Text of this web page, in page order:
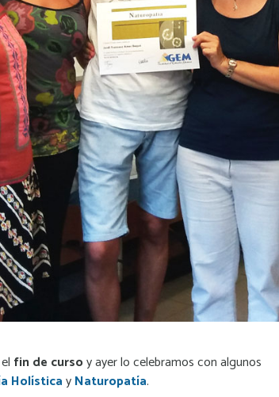
fin de cursoy ayer lo celebramos con algunos
HolísticayNaturopatía.